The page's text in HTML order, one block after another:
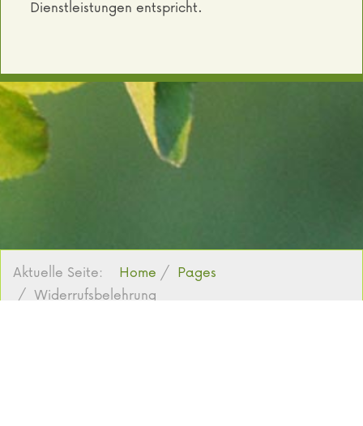
Dienstleistungen entspricht.
Aktuelle Seite: Home
Pages
Widerrufsbelehrung